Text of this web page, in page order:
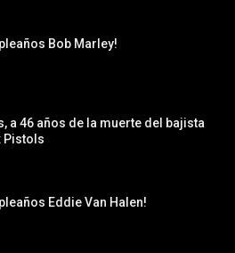
Bob Marley!
a 46 años de la muerte del bajista
Pistols
Eddie Van Halen!